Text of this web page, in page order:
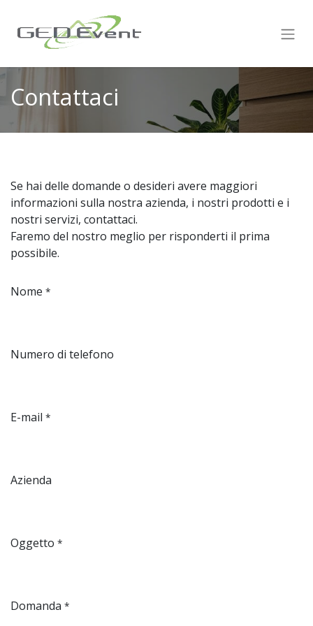
Contattaci
Se hai delle domande o desideri avere maggiori
informazioni sulla nostra azienda, i nostri prodotti e i
nostri servizi, contattaci.
Faremo del nostro meglio per risponderti il prima
possibile.
Nome *
Numero di telefono
E-mail *
Azienda
Oggetto *
Domanda *